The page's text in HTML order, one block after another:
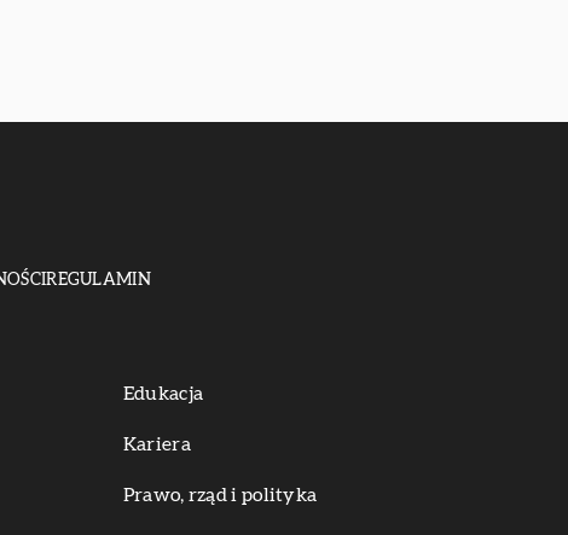
REGULAMIN
Edukacja
Kariera
Prawo, rząd i polityka